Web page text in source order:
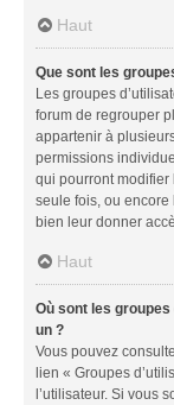
Haut
Que sont les
Les groupes
forum de regrouper
appartenir à
permissions
qui pourront
seule fois, ou
bien leur donner
Haut
Où sont les
un ?
Vous pouvez
lien « Groupes
l’utilisateur. Si vous